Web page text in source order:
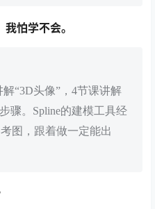
怕学不会。
“3D头像”，4节课讲解
骤。Spline的建模工具经
图，跟着做一定能出